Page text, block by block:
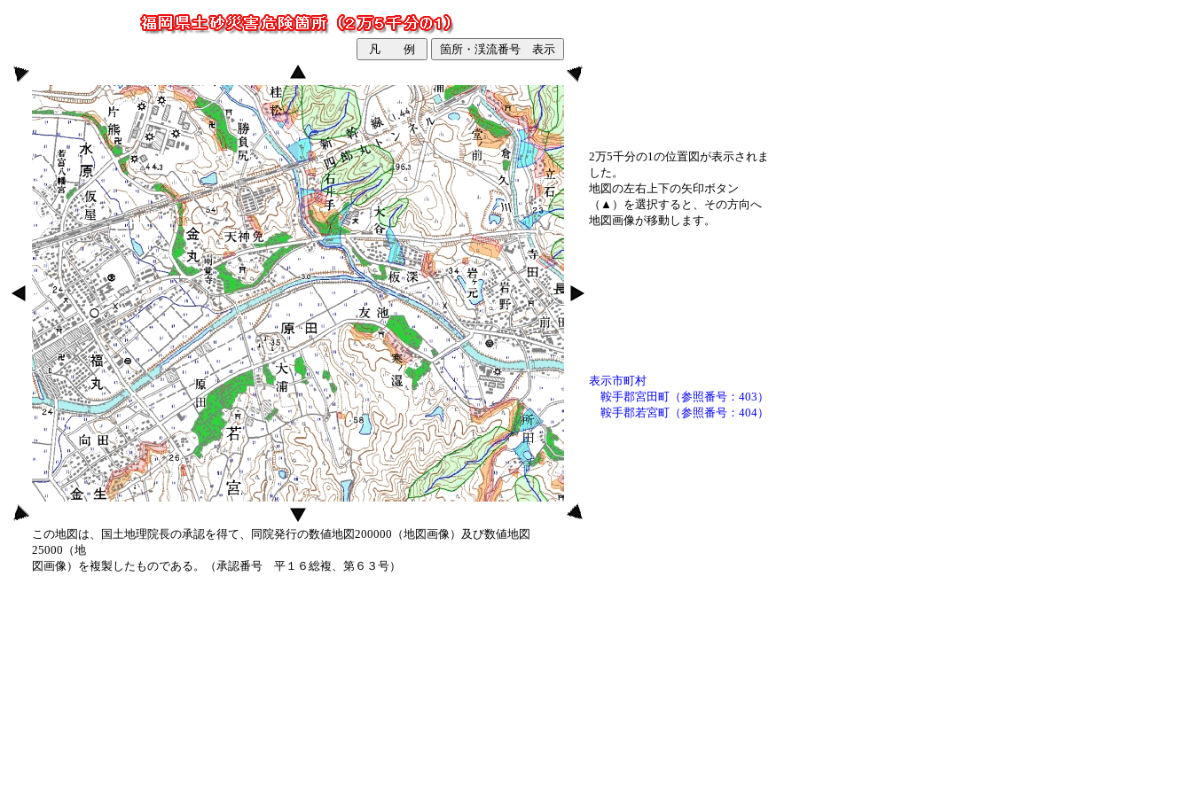
2万5千分の1の位置図が表示されま
した。
地図の左右上下の矢印ボタン
（▲）を選択すると、その方向へ
地図画像が移動します。
表示市町村
鞍手郡宮田町（参照番号：403）
鞍手郡若宮町（参照番号：404）
この地図は、国土地理院長の承認を得て、同院発行の数値地図200000（地図画像）及び数値地図
25000（地
図画像）を複製したものである。（承認番号 平１６総複、第６３号）